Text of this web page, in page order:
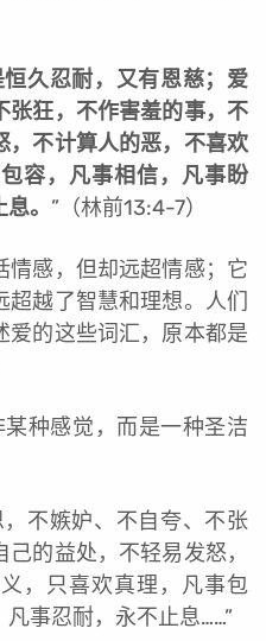
恒久忍耐，又有恩慈；爱
张狂，不作害羞的事，不
，不计算人的恶，不喜欢
容，凡事相信，凡事盼
。 ”（林前13:4-7）
情感，但却远超情感；它
超越了智慧和理想。人们
爱的这些词汇，原本都是
种感觉，而是一种圣洁
不嫉妒、不自夸、不张
的益处，不轻易发怒，
，只喜欢真理，凡事包
事忍耐，永不止息……”